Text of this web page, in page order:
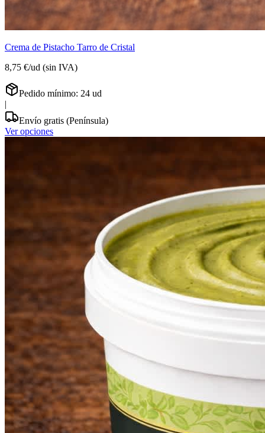
Crema de Pistacho Tarro de Cristal
8,75 €/ud (sin IVA)
Pedido mínimo: 24 ud
|
Envío gratis (Península)
Ver opciones